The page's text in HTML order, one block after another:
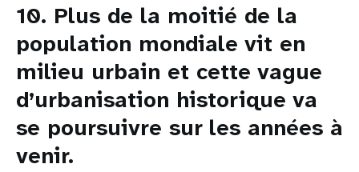
10. Plus de la moitié de la
population mondiale vit en
milieu urbain et cette vague
d’urbanisation historique va
se poursuivre sur les années à
venir.